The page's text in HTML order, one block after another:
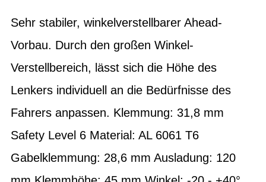
Sehr stabiler, winkelverstellbarer Ahead-
Vorbau. Durch den großen Winkel-
Verstellbereich, lässt sich die Höhe des
Lenkers individuell an die Bedürfnisse des
Fahrers anpassen. Klemmung: 31,8 mm
Safety Level 6 Material: AL 6061 T6
Gabelklemmung: 28,6 mm Ausladung: 120